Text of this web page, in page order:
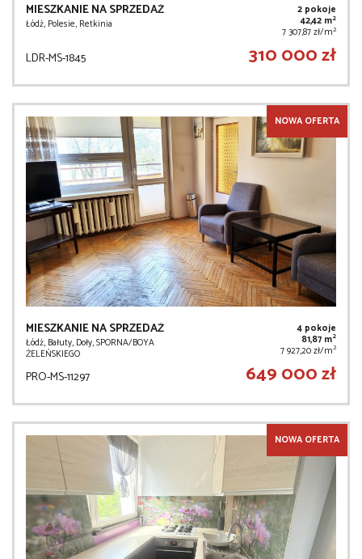
MIESZKANIE NA SPRZEDAŻ
Łódź, Polesie, Retkinia
2 pokoje
42,42 m2
7 307,87 zł/m2
LDR-MS-1845 310 000 zł
NOWA OFERTA
MIESZKANIE NA SPRZEDAŻ
Łódź, Bałuty, Doły, SPORNA/BOYA
ŻELEŃSKIEGO
4 pokoje
81,87 m2
7 927,20 zł/m2
PRO-MS-11297 649 000 zł
NOWA OFERTA